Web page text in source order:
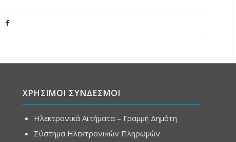
ΧΡΗΣΙΜΟΙ ΣΥΝΔΕΣΜΟΙ
Ηλεκτρονικά Αιτήματα – Γραμμή Δημότη
Σύστημα Ηλεκτρονικών Πληρωμών